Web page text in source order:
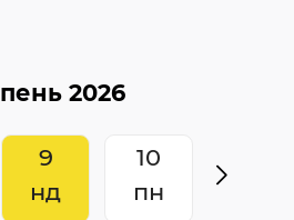
9
нд
10
пн